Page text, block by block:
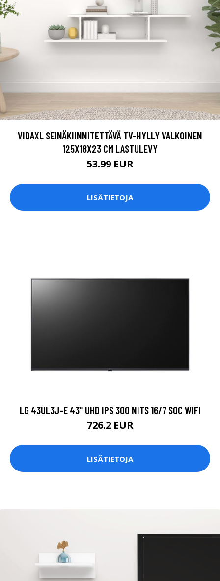
VIDAXL SEINÄKIINNITETTÄVÄ TV-HYLLY VALKOINEN
125X18X23 CM LASTULEVY
53.99 EUR
LISÄTIETOJA
LG 43UL3J-E 43" UHD IPS 300 NITS 16/7 SOC WIFI
726.2 EUR
LISÄTIETOJA